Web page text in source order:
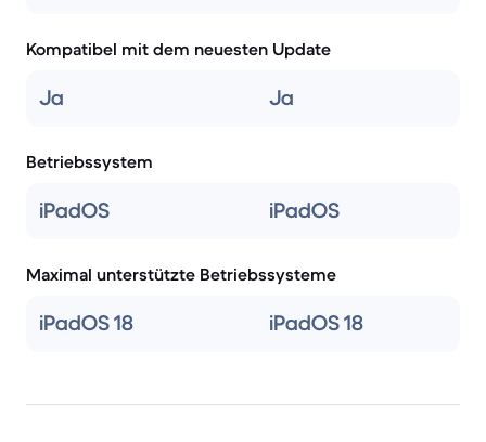
Kompatibel mit dem neuesten Update
Ja Ja
Betriebssystem
iPadOS iPadOS
Maximal unterstützte Betriebssysteme
iPadOS 18 iPadOS 18